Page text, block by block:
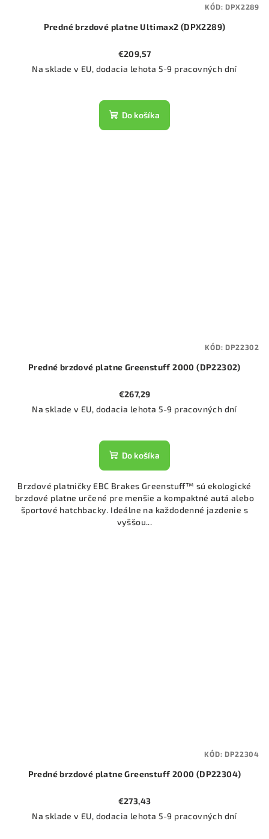
Predné brzdové platne Ultimax2 (DPX2289)
€209,57
Na sklade v EU, dodacia lehota 5-9 pracovných dní
Do košíka
KÓD:DPX2289
Predné brzdové platne Greenstuff 2000 (DP22302)
€267,29
Na sklade v EU, dodacia lehota 5-9 pracovných dní
Do košíka
Brzdové platničky EBC Brakes Greenstuff™ sú ekologické
brzdové platne určené pre menšie a kompaktné autá alebo
športové hatchbacky. Ideálne na každodenné jazdenie s
vyššou...
KÓD:DP22302
Predné brzdové platne Greenstuff 2000 (DP22304)
€273,43
Na sklade v EU, dodacia lehota 5-9 pracovných dní
KÓD:DP22304